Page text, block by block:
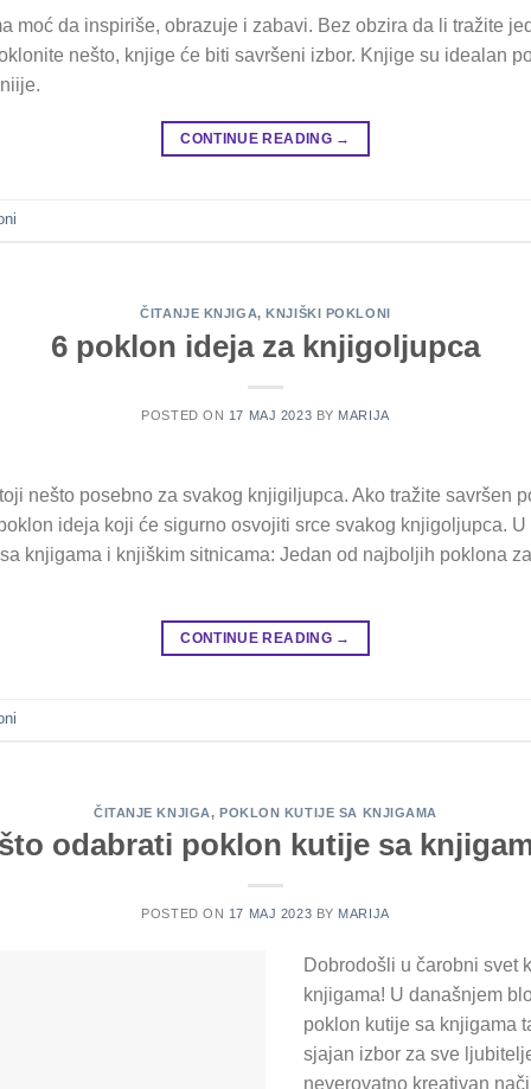
moć da inspiriše, obrazuje i zabavi. Bez obzira da li tražite
nešto, knjige će biti savršeni izbor. Knjige su idealan
CONTINUE READING →
ČITANJE KNJIGA,KNJIŠKI POKLONI
6 poklon ideja za knjigoljupca
POSTED ON 17 МАЈ 2023 BY MARIJA
nešto posebno za svakog knjigiljupca. Ako tražite savršen
ideja koji će sigurno osvojiti srce svakog knjigoljupca.
knjigama i knjiškim sitnicama: Jedan od najboljih poklona
CONTINUE READING →
ČITANJE KNJIGA, POKLON KUTIJE SA KNJIGAMA
odabrati poklon kutije sa
POSTED ON 17 МАЈ 2023 BY MARIJA
Dobrodošli u čarobni svet
knjigama! U današnjem
poklon kutije sa knjigama
sjajan izbor za sve
neverovatno kreativan